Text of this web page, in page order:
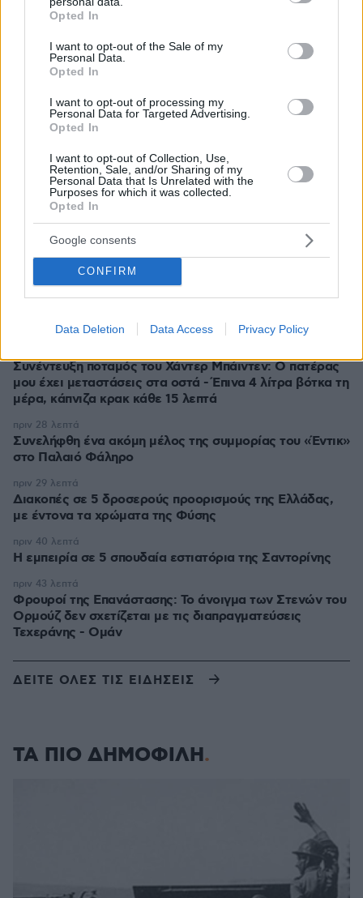
grant or deny consent to Google and its third-party tags to
use your data for below specified purposes in below Google
consent section.
Opted In
I want to opt-out of the Sale of my
Personal Data.
Opted In
I want to opt-out of processing my
Personal Data for Targeted Advertising.
Opted In
I want to opt-out of Collection, Use,
Retention, Sale, and/or Sharing of my
Personal Data that Is Unrelated with the
Purposes for which it was collected.
Opted In
Google consents
CONFIRM
Data Deletion Data Access Privacy Policy
Ειδήσεις Σχολιασμένα
Λένα Παπαληγούρα για τον σύζυγό της: Δεν με είχα
φανταστεί με έναν άνθρωπο τόσα χρόνια, ο γάμος είναι
πριν 17 λεπτά
Τι θα συμβεί αν πίνουμε ένα σφηνάκι ελαιόλαδο κάθε
εβδομάδες
πριν 18 λεπτά
Δεκαπέντε ταινίες που δεν μπορούμε να σταματήσουμε
να βλέπουμε ξανά και ξανά
πριν 19 λεπτά
Ο σωστός τρόπος να αφαιρέσετε ένα τσιμπούρι από τον
σκύλο σας
πριν 19 λεπτά
Πώς να βουρτσίζετε τη γάτα σας χωρίς να την ενοχλεί
Συνέντευξη ποταμός του Χάντερ Μπάιντεν: Ο πατέρας
μου έχει μεταστάσεις στα οστά - Έπινα 4 λίτρα βότκα τη
μέρα, κάπνιζα κρακ κάθε 15 λεπτά
Συνελήφθη ένα ακόμη μέλος της συμμορίας του «Έντικ»
στο Παλαιό Φάληρο
πριν 28 λεπτά
Διακοπές σε 5 δροσερούς προορισμούς της Ελλάδας,
με έντονα τα χρώματα της Φύσης
πριν 29 λεπτά
Η εμπειρία σε 5 σπουδαία εστιατόρια της Σαντορίνης
πριν 40 λεπτά
Φρουροί της Επανάστασης: Το άνοιγμα των Στενών του
Ορμούζ δεν σχετίζεται με τις διαπραγματεύσεις
Τεχεράνης - Ομάν
πριν 43 λεπτά
ΔΕΙΤΕ ΟΛΕΣ ΤΙΣ ΕΙΔΗΣΕΙΣ
ΤΑ ΠΙΟ ΔΗΜΟΦΙΛΗ